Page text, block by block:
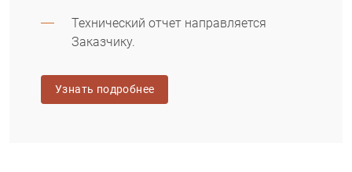
Технический отчет направляется
Заказчику.
Узнать подробнее